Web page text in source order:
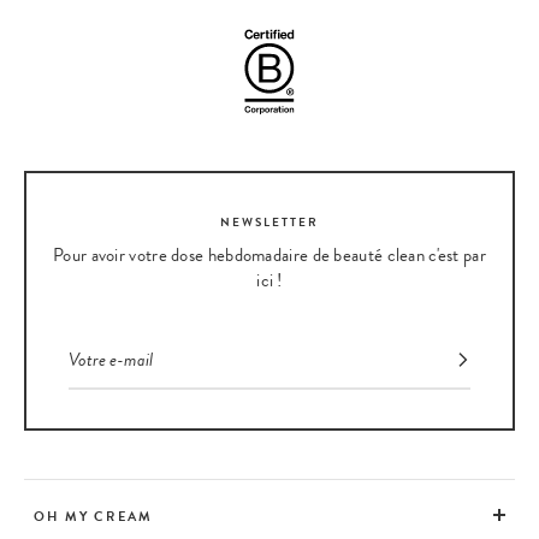
normaux ou fins.
NEWSLETTER
Pour avoir votre dose hebdomadaire de beauté clean c'est par
ici !
OH MY CREAM